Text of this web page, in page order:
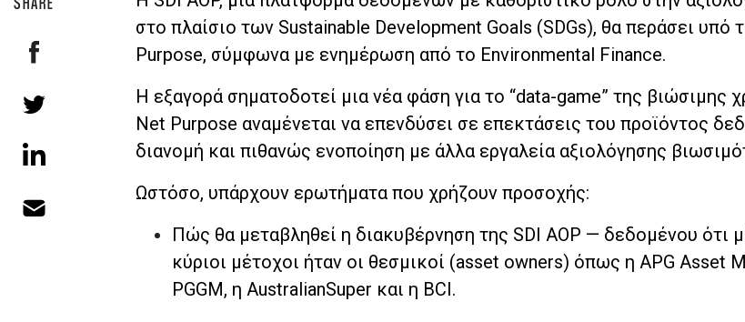
στο πλαίσιο των Sustainable Development Goals (SDGs), θα περάσει υπό
Purpose, σύμφωνα με ενημέρωση από το Environmental Finance.
Η εξαγορά σηματοδοτεί μια νέα φάση για το “data-game” της βιώσιμης
Net Purpose αναμένεται να επενδύσει σε επεκτάσεις του προϊόντος
διανομή και πιθανώς ενοποίηση με άλλα εργαλεία αξιολόγησης
Ωστόσο, υπάρχουν ερωτήματα που χρήζουν προσοχής:
Πώς θα μεταβληθεί η διακυβέρνηση της SDI AOP — δεδομένου ότι
κύριοι μέτοχοι ήταν οι θεσμικοί (asset owners) όπως η APG Asset
PGGM, η AustralianSuper και η BCI.